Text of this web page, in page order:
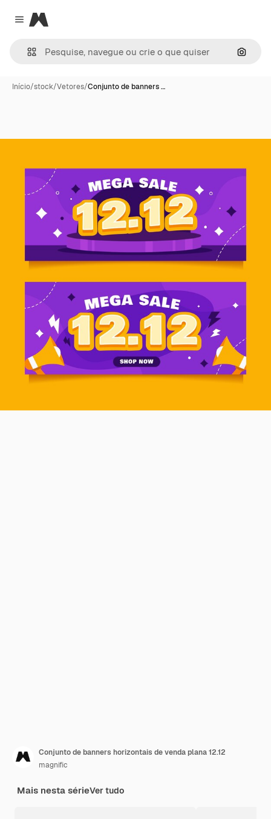
Close menu
Magnific
Início/stock/Vetores/Conjunto de banners …
Conjunto de banners horizontais de venda plana 12.12
magnific
Mais nesta sérieVer tudo